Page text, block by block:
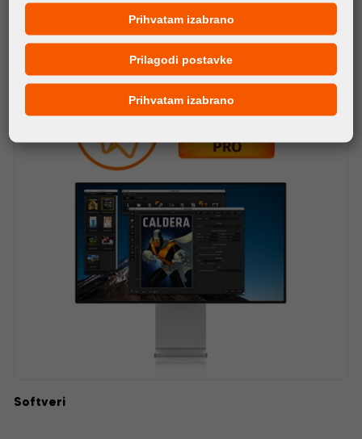
Rabljeni strojevi
Softveri
Prihvatam izabrano
Prilagodi postavke
Prihvatam izabrano